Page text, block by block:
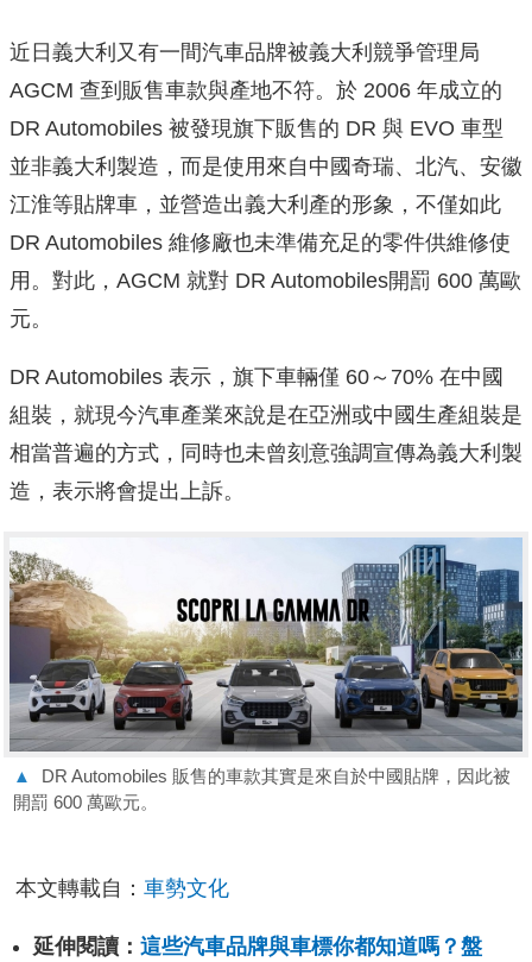
近日義大利又有一間汽車品牌被義大利競爭管理局
AGCM 查到販售車款與產地不符。於 2006 年成立的
DR Automobiles 被發現旗下販售的 DR 與 EVO 車型
並非義大利製造，而是使用來自中國奇瑞、北汽、安徽
江淮等貼牌車，並營造出義大利產的形象，不僅如此
DR Automobiles 維修廠也未準備充足的零件供維修使
用。對此，AGCM 就對 DR Automobiles開罰 600 萬歐
元。
DR Automobiles 表示，旗下車輛僅 60～70% 在中國
組裝，就現今汽車產業來說是在亞洲或中國生產組裝是
相當普遍的方式，同時也未曾刻意強調宣傳為義大利製
造，表示將會提出上訴。
▲
DR Automobiles 販售的車款其實是來自於中國貼牌，因此被
開罰 600 萬歐元。
本文轉載自： 車勢文化
延伸閱讀： 這些汽車品牌與車標你都知道嗎？盤